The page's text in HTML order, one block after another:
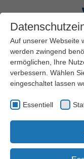
Startseite
A+A
für
Auf unserer Webseite
werden zwingend
ermöglichen, Ihre
verbessern. Wählen
eingeschaltet lassen
Essentiell